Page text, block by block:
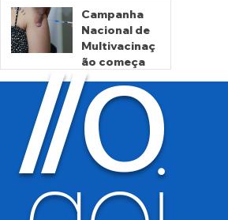
motoristas
por
cobrança
indevida do
Detran-GO
há 1 dia
Campanha
Nacional de
Multivacinaç
ão começa
nesta
segunda
há 2 dias
//O